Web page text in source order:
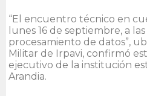
“El encuentro técnico en
lunes 16 de septiembre, a
procesamiento de datos”,
Militar de Irpavi, confirmó
ejecutivo de la institución
Arandia.